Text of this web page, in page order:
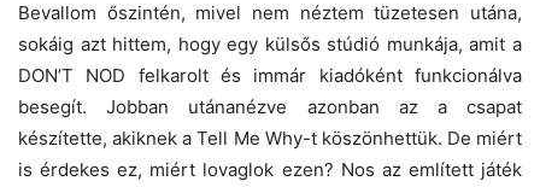
Bevallom őszintén, mivel nem néztem tüzetesen utána,
sokáig azt hittem, hogy egy külsős stúdió munkája, amit a
DON’T NOD felkarolt és immár kiadóként funkcionálva
besegít. Jobban utánanézve azonban az a csapat
készítette, akiknek a Tell Me Why-t köszönhettük. De miért
is érdekes ez, miért lovaglok ezen? Nos az említett játék